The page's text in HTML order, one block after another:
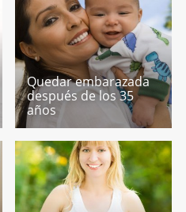
Quedar embarazada
después de los 35
años